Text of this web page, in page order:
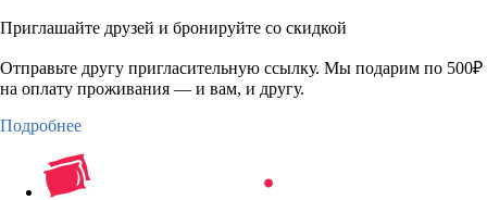
Приглашайте друзей и бронируйте со скидкой
Отправьте другу пригласительную ссылку. Мы подарим по 500₽
на оплату проживания — и вам, и другу.
Подробнее